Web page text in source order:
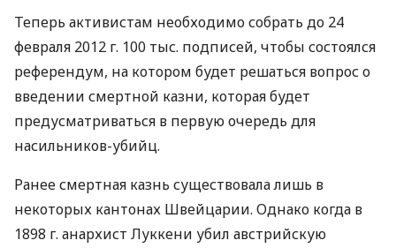
Теперь активистам необходимо собрать до 24
февраля 2012 г. 100 тыс. подписей, чтобы состоялся
референдум, на котором будет решаться вопрос о
введении смертной казни, которая будет
предусматриваться в первую очередь для
насильников-убийц.
Ранее смертная казнь существовала лишь в
некоторых кантонах Швейцарии. Однако когда в
1898 г. анархист Луккени убил австрийскую